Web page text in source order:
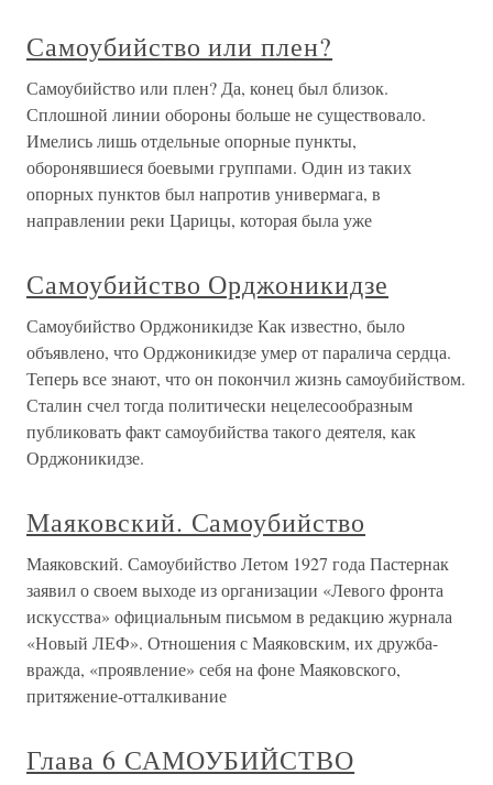
Самоубийство или плен?
Самоубийство или плен? Да, конец был близок.
Сплошной линии обороны больше не существовало.
Имелись лишь отдельные опорные пункты,
оборонявшиеся боевыми группами. Один из таких
опорных пунктов был напротив универмага, в
направлении реки Царицы, которая была уже
Самоубийство Орджоникидзе
Самоубийство Орджоникидзе Как известно, было
объявлено, что Орджоникидзе умер от паралича сердца.
Теперь все знают, что он покончил жизнь самоубийством.
Сталин счел тогда политически нецелесообразным
публиковать факт самоубийства такого деятеля, как
Орджоникидзе.
Маяковский. Самоубийство
Маяковский. Самоубийство Летом 1927 года Пастернак
заявил о своем выходе из организации «Левого фронта
искусства» официальным письмом в редакцию журнала
«Новый ЛЕФ». Отношения с Маяковским, их дружба-
вражда, «проявление» себя на фоне Маяковского,
притяжение-отталкивание
Глава 6 САМОУБИЙСТВО